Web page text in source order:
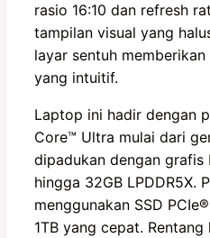
rasio 16:10 dan refresh
tampilan visual yang
layar sentuh
yang intuitif.
Laptop ini hadir dengan
Core™️ Ultra mulai dari
dipadukan dengan grafis
hingga 32GB LPDDR5X.
menggunakan SSD
1TB yang cepat.